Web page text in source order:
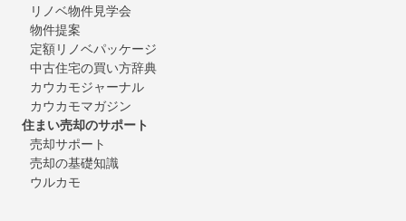
リノベ物件見学会
物件提案
定額リノベパッケージ
中古住宅の買い方辞典
カウカモジャーナル
カウカモマガジン
住まい売却のサポート
売却サポート
売却の基礎知識
ウルカモ